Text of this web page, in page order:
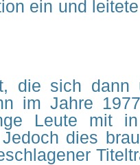
ein und
die sich dann
im Jahre
Leute mit
dies